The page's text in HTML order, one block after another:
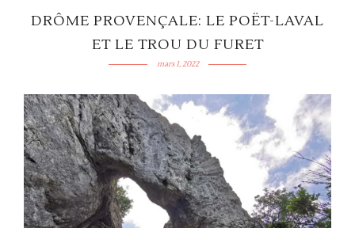
DRÔME PROVENÇALE: LE POËT-LAVAL
ET LE TROU DU FURET
mars 1, 2022